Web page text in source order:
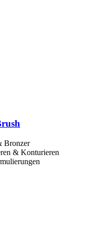
Bronzer
& Konturieren